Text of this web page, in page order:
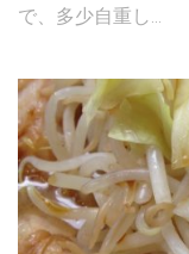
で、多少自重し...